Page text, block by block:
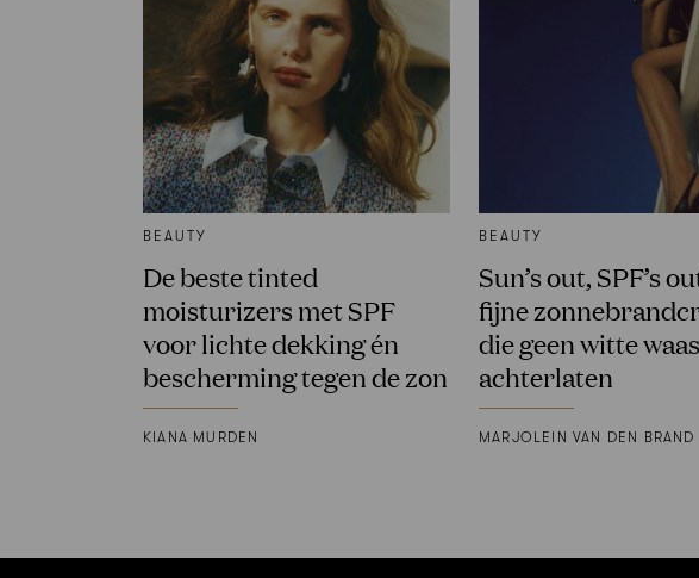
BEAUTY
De beste tinted
moisturizers met SPF
voor lichte dekking én
bescherming tegen de zon
KIANA MURDEN
BEAUTY
Sun’s out, SPF’s
fijne
die geen witte waas
achterlaten
MARJOLEIN VAN DEN BRAND